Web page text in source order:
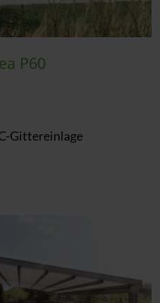
P60
Gittereinlage